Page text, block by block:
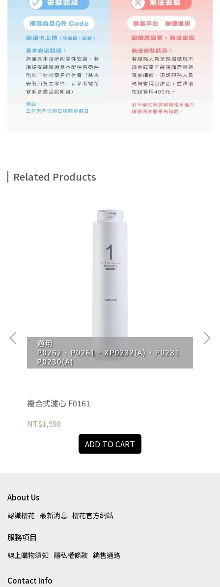
Related Products
複合式濾心 F0161
NT$1,590
ADD TO CART
About Us
認識櫻花 最新消息 櫻花官方網站
服務項目
線上購物須知 隱私權條款 銷售通路
Contact Info